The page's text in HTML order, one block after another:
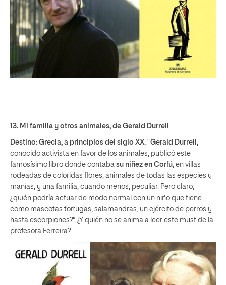
13. Mi familia y otros animales, de Gerald Durrell
Destino: Grecia, a principios del siglo XX. “Gerald Durrell,
conocido activista en favor de los animales, publicó este
famosísimo libro donde contaba su niñez en Corfú, en villas
rodeadas de coloridas flores, animales de todas las especies y
manías, y una familia, cuando menos, peculiar. Pero claro,
¿quién podría actuar de modo normal con un niño que tiene
como mascotas tortugas, salamandras, un ejército de perros y
hasta escorpiones?” ¿Y quién no se anima a leer este must de la
profesora Ferreira?